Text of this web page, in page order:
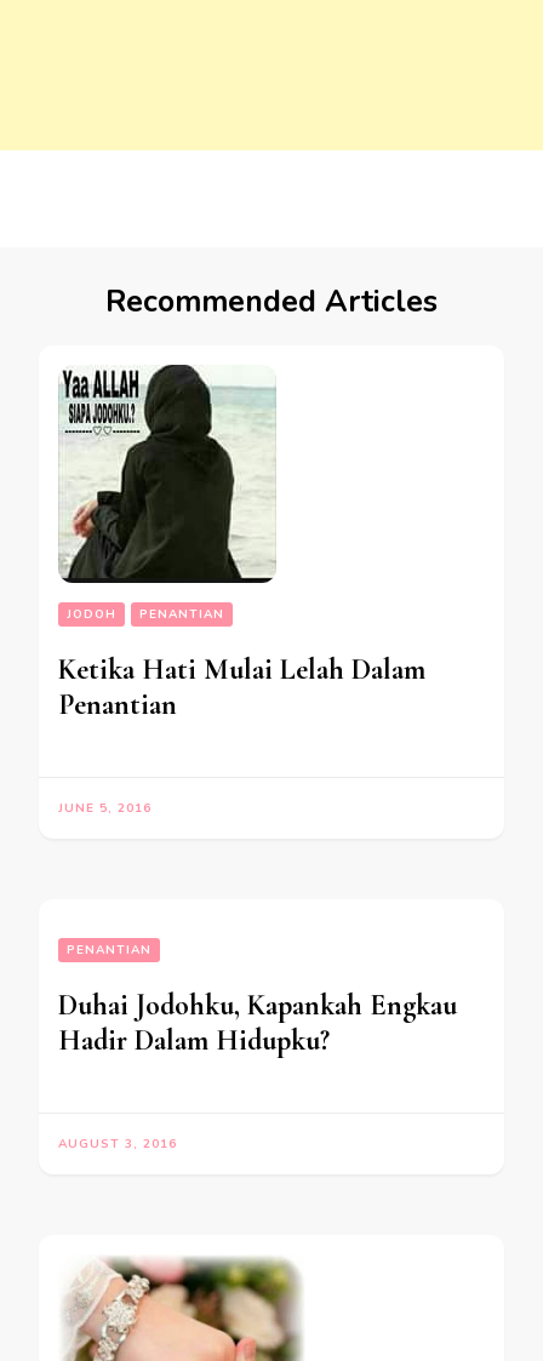
Recommended Articles
JODOH PENANTIAN
Ketika Hati Mulai Lelah Dalam
Penantian
JUNE 5, 2016
PENANTIAN
Duhai Jodohku, Kapankah Engkau
Hadir Dalam Hidupku?
AUGUST 3, 2016